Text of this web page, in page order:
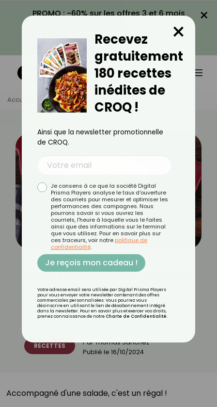
PROMO : -60% sur les offres 3 et 6 mois
VOIR LA PROMO
×
Accueil Actus Recettes Recette De Welsh Revisité
Recette de Welsh revisité
Découvrez les 11 menus CROQ
RECETTES ParThomas Sanchez
Publié le 16/10/2024
Accompagné d'une salade, c'est un régal !⁣
Recevez
gratuitement
180 recettes
inédites de
CROQ !
×
Ainsi que la newsletter promotionnelle
de CROQ.
Je consens à ce que la société Digital
Prisma Players analyse le taux d'ouverture
des courriels pour mesurer et optimiser les
performances des campagnes. Nous
pourrons savoir si vous ouvrez les
courriels, l'heure à laquelle vous le faites
ainsi que des informations sur le terminal
que vous utilisez. Pour en savoir plus sur
ces traceurs, voir notre politique de
confidentialité.
Je reçois mon cadeau !
Votre adresse email sera utilisée par Digital Prisma Players
pour vous envoyer votre newsletter contenant des offres
commerciales personnalisées. Vous pourrez vous
désinscrire en utilisant le lien de désabonnement intégré
dans la newsletter. Pour en savoir plus et exercer vos droits,
prenez connaissance de notre Charte de Confidentialité.